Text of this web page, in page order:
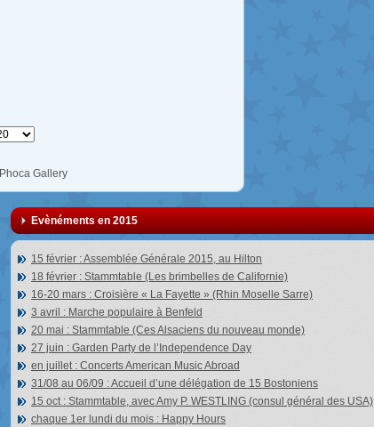
Phoca Gallery
Evènéments en 2015
15 février : Assemblée Générale 2015, au Hilton
18 février : Stammtable (Les brimbelles de Californie)
16-20 mars : Croisière « La Fayette » (Rhin Moselle Sarre)
3 avril : Marche populaire à Benfeld
20 mai : Stammtable (Ces Alsaciens du nouveau monde)
27 juin : Garden Party de l’Independence Day
en juillet : Concerts American Music Abroad
31/08 au 06/09 : Accueil d’une délégation de 15 Bostoniens
15 oct : Stammtable, avec Amy P. WESTLING (consul général des USA)
chaque 1er lundi du mois : Happy Hours